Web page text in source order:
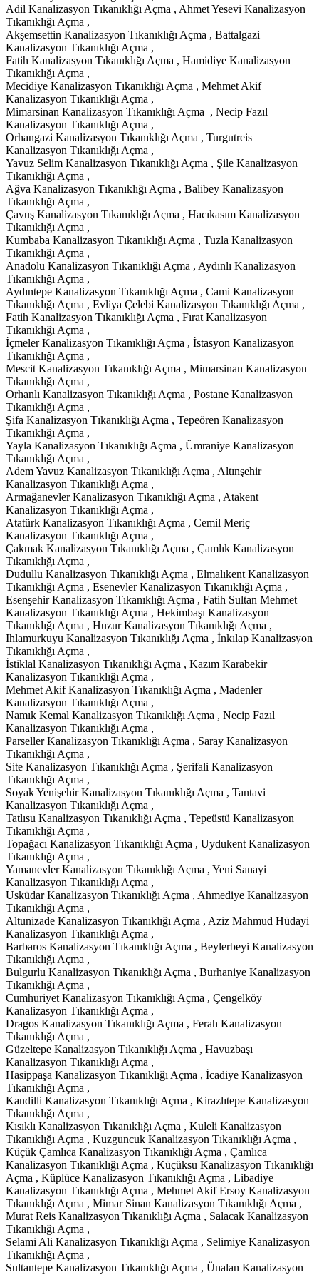
Adil Kanalizasyon Tıkanıklığı Açma , Ahmet Yesevi Kanalizasyon
Tıkanıklığı Açma ,
Akşemsettin Kanalizasyon Tıkanıklığı Açma , Battalgazi
Kanalizasyon Tıkanıklığı Açma ,
Fatih Kanalizasyon Tıkanıklığı Açma , Hamidiye Kanalizasyon
Tıkanıklığı Açma ,
Mecidiye Kanalizasyon Tıkanıklığı Açma , Mehmet Akif
Kanalizasyon Tıkanıklığı Açma ,
Mimarsinan Kanalizasyon Tıkanıklığı Açma , Necip Fazıl
Kanalizasyon Tıkanıklığı Açma ,
Orhangazi Kanalizasyon Tıkanıklığı Açma , Turgutreis
Kanalizasyon Tıkanıklığı Açma ,
Yavuz Selim Kanalizasyon Tıkanıklığı Açma , Şile Kanalizasyon
Tıkanıklığı Açma ,
Ağva Kanalizasyon Tıkanıklığı Açma , Balibey Kanalizasyon
Tıkanıklığı Açma ,
Çavuş Kanalizasyon Tıkanıklığı Açma , Hacıkasım Kanalizasyon
Tıkanıklığı Açma ,
Kumbaba Kanalizasyon Tıkanıklığı Açma , Tuzla Kanalizasyon
Tıkanıklığı Açma ,
Anadolu Kanalizasyon Tıkanıklığı Açma , Aydınlı Kanalizasyon
Tıkanıklığı Açma ,
Aydıntepe Kanalizasyon Tıkanıklığı Açma , Cami Kanalizasyon
Tıkanıklığı Açma , Evliya Çelebi Kanalizasyon Tıkanıklığı Açma ,
Fatih Kanalizasyon Tıkanıklığı Açma , Fırat Kanalizasyon
Tıkanıklığı Açma ,
İçmeler Kanalizasyon Tıkanıklığı Açma , İstasyon Kanalizasyon
Tıkanıklığı Açma ,
Mescit Kanalizasyon Tıkanıklığı Açma , Mimarsinan Kanalizasyon
Tıkanıklığı Açma ,
Orhanlı Kanalizasyon Tıkanıklığı Açma , Postane Kanalizasyon
Tıkanıklığı Açma ,
Şifa Kanalizasyon Tıkanıklığı Açma , Tepeören Kanalizasyon
Tıkanıklığı Açma ,
Yayla Kanalizasyon Tıkanıklığı Açma , Ümraniye Kanalizasyon
Tıkanıklığı Açma ,
Adem Yavuz Kanalizasyon Tıkanıklığı Açma , Altınşehir
Kanalizasyon Tıkanıklığı Açma ,
Armağanevler Kanalizasyon Tıkanıklığı Açma , Atakent
Kanalizasyon Tıkanıklığı Açma ,
Atatürk Kanalizasyon Tıkanıklığı Açma , Cemil Meriç
Kanalizasyon Tıkanıklığı Açma ,
Çakmak Kanalizasyon Tıkanıklığı Açma , Çamlık Kanalizasyon
Tıkanıklığı Açma ,
Dudullu Kanalizasyon Tıkanıklığı Açma , Elmalıkent Kanalizasyon
Tıkanıklığı Açma , Esenevler Kanalizasyon Tıkanıklığı Açma ,
Esenşehir Kanalizasyon Tıkanıklığı Açma , Fatih Sultan Mehmet
Kanalizasyon Tıkanıklığı Açma , Hekimbaşı Kanalizasyon
Tıkanıklığı Açma , Huzur Kanalizasyon Tıkanıklığı Açma ,
Ihlamurkuyu Kanalizasyon Tıkanıklığı Açma , İnkılap Kanalizasyon
Tıkanıklığı Açma ,
İstiklal Kanalizasyon Tıkanıklığı Açma , Kazım Karabekir
Kanalizasyon Tıkanıklığı Açma ,
Mehmet Akif Kanalizasyon Tıkanıklığı Açma , Madenler
Kanalizasyon Tıkanıklığı Açma ,
Namık Kemal Kanalizasyon Tıkanıklığı Açma , Necip Fazıl
Kanalizasyon Tıkanıklığı Açma ,
Parseller Kanalizasyon Tıkanıklığı Açma , Saray Kanalizasyon
Tıkanıklığı Açma ,
Site Kanalizasyon Tıkanıklığı Açma , Şerifali Kanalizasyon
Tıkanıklığı Açma ,
Soyak Yenişehir Kanalizasyon Tıkanıklığı Açma , Tantavi
Kanalizasyon Tıkanıklığı Açma ,
Tatlısu Kanalizasyon Tıkanıklığı Açma , Tepeüstü Kanalizasyon
Tıkanıklığı Açma ,
Topağacı Kanalizasyon Tıkanıklığı Açma , Uydukent Kanalizasyon
Tıkanıklığı Açma ,
Yamanevler Kanalizasyon Tıkanıklığı Açma , Yeni Sanayi
Kanalizasyon Tıkanıklığı Açma ,
Üsküdar Kanalizasyon Tıkanıklığı Açma , Ahmediye Kanalizasyon
Tıkanıklığı Açma ,
Altunizade Kanalizasyon Tıkanıklığı Açma , Aziz Mahmud Hüdayi
Kanalizasyon Tıkanıklığı Açma ,
Barbaros Kanalizasyon Tıkanıklığı Açma , Beylerbeyi Kanalizasyon
Tıkanıklığı Açma ,
Bulgurlu Kanalizasyon Tıkanıklığı Açma , Burhaniye Kanalizasyon
Tıkanıklığı Açma ,
Cumhuriyet Kanalizasyon Tıkanıklığı Açma , Çengelköy
Kanalizasyon Tıkanıklığı Açma ,
Dragos Kanalizasyon Tıkanıklığı Açma , Ferah Kanalizasyon
Tıkanıklığı Açma ,
Güzeltepe Kanalizasyon Tıkanıklığı Açma , Havuzbaşı
Kanalizasyon Tıkanıklığı Açma ,
Hasippaşa Kanalizasyon Tıkanıklığı Açma , İcadiye Kanalizasyon
Tıkanıklığı Açma ,
Kandilli Kanalizasyon Tıkanıklığı Açma , Kirazlıtepe Kanalizasyon
Tıkanıklığı Açma ,
Kısıklı Kanalizasyon Tıkanıklığı Açma , Kuleli Kanalizasyon
Tıkanıklığı Açma , Kuzguncuk Kanalizasyon Tıkanıklığı Açma ,
Küçük Çamlıca Kanalizasyon Tıkanıklığı Açma , Çamlıca
Kanalizasyon Tıkanıklığı Açma , Küçüksu Kanalizasyon Tıkanıklığı
Açma , Küplüce Kanalizasyon Tıkanıklığı Açma , Libadiye
Kanalizasyon Tıkanıklığı Açma , Mehmet Akif Ersoy Kanalizasyon
Tıkanıklığı Açma , Mimar Sinan Kanalizasyon Tıkanıklığı Açma ,
Murat Reis Kanalizasyon Tıkanıklığı Açma , Salacak Kanalizasyon
Tıkanıklığı Açma ,
Selami Ali Kanalizasyon Tıkanıklığı Açma , Selimiye Kanalizasyon
Tıkanıklığı Açma ,
Sultantepe Kanalizasyon Tıkanıklığı Açma , Ünalan Kanalizasyon